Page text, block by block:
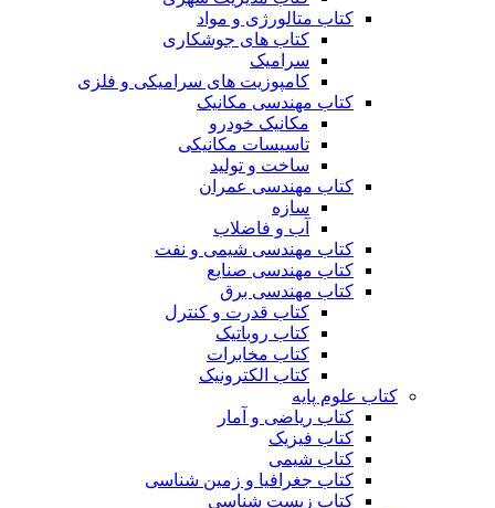
کتاب متالورژی و مواد
کتاب های جوشکاری
سرامیک
کامپوزیت های سرامیکی و فلزی
کتاب مهندسی مکانیک
مکانیک خودرو
تاسیسات مکانیکی
ساخت و تولید
کتاب مهندسی عمران
سازه
آب و فاضلاب
کتاب مهندسی شیمی و نفت
کتاب مهندسی صنایع
کتاب مهندسی برق
کتاب قدرت و کنترل
کتاب روباتیک
کتاب مخابرات
کتاب الکترونیک
کتاب علوم پایه
کتاب ریاضی و آمار
کتاب فیزیک
کتاب شیمی
کتاب جغرافیا و زمین شناسی
کتاب زیست شناسی